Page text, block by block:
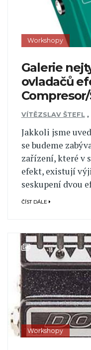
Workshopy
Galerie
ovladačů
VÍTĚZSLAV ŠTEFL ,
Jakkoli jsme
se budeme
zařízení, které v
efekt, existují
seskupení dvou
ČÍST DÁLE
Workshopy